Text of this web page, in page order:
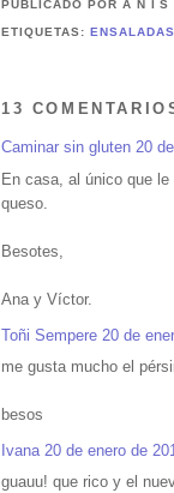
PUBLICADO POR A N I
ETIQUETAS: ENSALADAS
13
Caminar sin gluten 20
En casa, al único que
queso.
Besotes,
Ana y Víctor.
Toñi Sempere 20 de
me gusta mucho el
besos
Ivana 20 de enero de
guauu! que rico y el